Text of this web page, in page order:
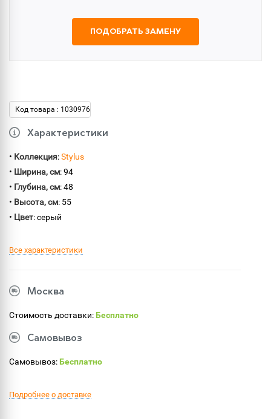
ПОДОБРАТЬ ЗАМЕНУ
Код товара : 1030976
Характеристики
• Коллекция:Stylus
• Ширина, см: 94
• Глубина, см: 48
• Высота, см: 55
• Цвет: серый
Все характеристики
Москва
Стоимость доставки:Бесплатно
Самовывоз
Самовывоз:Бесплатно
Подробнее о доставке